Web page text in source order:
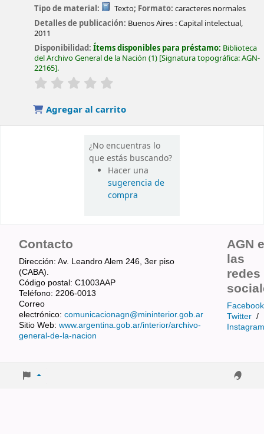
Tipo de material:
Texto; Formato: caracteres normales
Detalles de publicación: Buenos Aires :Capital intelectual,
2011
Disponibilidad:Ítems disponibles para préstamo: Biblioteca
del Archivo General de la Nación (1) Signatura topográfica:AGN-
22165 .
valoración
Agregar al carrito
¿No encuentras lo
que estás buscando?
Hacer una
sugerencia de
compra
Contacto
Dirección: Av. Leandro Alem 246, 3er piso
(CABA).
Código postal: C1003AAP
Teléfono: 2206-0013
Correo
electrónico: comunicacionagn@mininterior.gob.ar
Sitio Web: www.argentina.gob.ar/interior/archivo-
general-de-la-nacion
AGN
las
redes
Facebook
Twitter /
Instagram